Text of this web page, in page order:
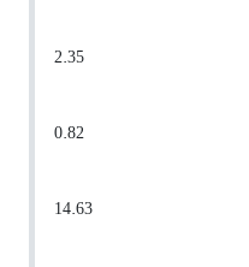
2.35
0.82
14.63